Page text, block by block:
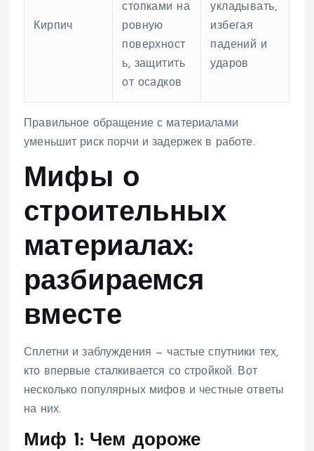
Кирпич
стопками на
ровную
поверхност
ь, защитить
от осадков
укладывать,
избегая
падений и
ударов
Правильное обращение с материалами
уменьшит риск порчи и задержек в работе.
Мифы о
строительных
материалах:
разбираемся
вместе
Сплетни и заблуждения — частые спутники тех,
кто впервые сталкивается со стройкой. Вот
несколько популярных мифов и честные ответы
на них.
Миф 1: Чем дороже